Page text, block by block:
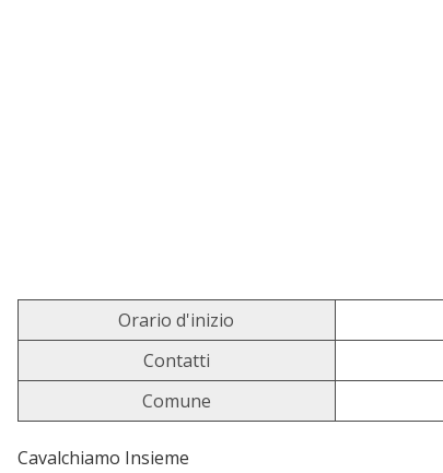
Orario d'inizio
Contatti
Comune
Cavalchiamo Insieme